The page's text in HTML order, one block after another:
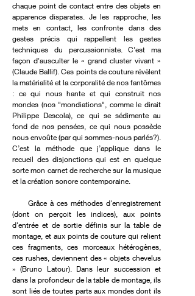
chaque point de contact entre des objets en
apparence disparates. Je les rapproche, les
mets en contact, les confronte dans des
gestes précis qui rappellent les gestes
techniques du percussionniste. C'est ma
façon d'ausculter le « grand cluster vivant »
(Claude Ballif). Ces points de couture révèlent
la matérialité et la corporalité de nos fantômes
: ce qui nous hante et qui construit nos
mondes (nos "mondiations", comme le dirait
Philippe Descola), ce qui se sédimente au
fond de nos pensées, ce qui nous possède
nous envoûte (par qui sommes-nous parlés?).
C’est la méthode que j’applique dans le
recueil des disjonctions qui est en quelque
sorte mon carnet de recherche sur la musique
et la création sonore contemporaine.
Grâce à ces méthodes d'enregistrement
(dont on perçoit les indices), aux points
d'entrée et de sortie définis sur la table de
montage, et aux points de couture qui relient
ces fragments, ces morceaux hétérogènes,
ces rushes, deviennent des « objets chevelus
» (Bruno Latour). Dans leur succession et
dans la profondeur de la table de montage, ils
sont liés de toutes parts aux mondes dont ils